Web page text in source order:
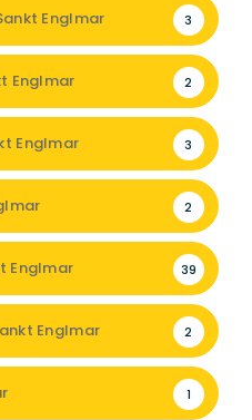
Englmar 3
Englmar 2
Englmar 3
2
Englmar 39
Englmar 2
1